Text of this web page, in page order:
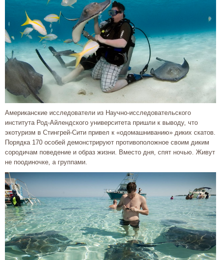
Американские исследователи из Научно-исследовательского
института Род-Айлендского университета пришли к выводу, что
экотуризм в Стингрей-Сити привел к «одомашниванию» диких скатов.
Порядка 170 особей демонстрируют противоположное своим диким
сородичам поведение и образ жизни. Вместо дня, спят ночью. Живут
не поодиночке, а группами.